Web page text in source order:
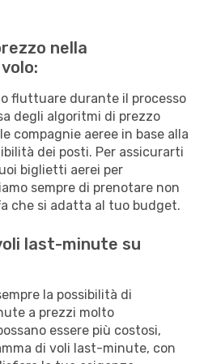
nella
fluttuare durante il processo
degli algoritmi di prezzo
compagnie aeree in base alla
dei posti. Per assicurarti
biglietti aerei per
sempre di prenotare non
che si adatta al tuo budget.
last-minute su
la possibilità di
a prezzi molto
essere più costosi,
di voli last-minute, con